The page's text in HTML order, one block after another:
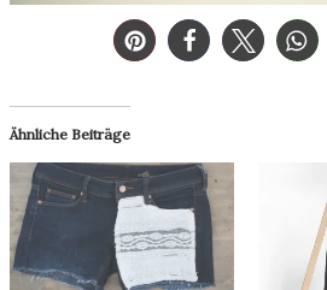
Ähnliche Beiträge